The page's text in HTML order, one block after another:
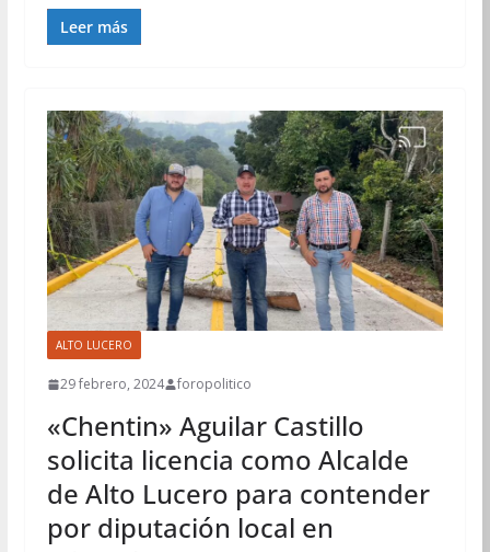
Leer más
ALTO LUCERO
29 febrero, 2024 foropolitico
«Chentin» Aguilar Castillo
solicita licencia como Alcalde
de Alto Lucero para contender
por diputación local en